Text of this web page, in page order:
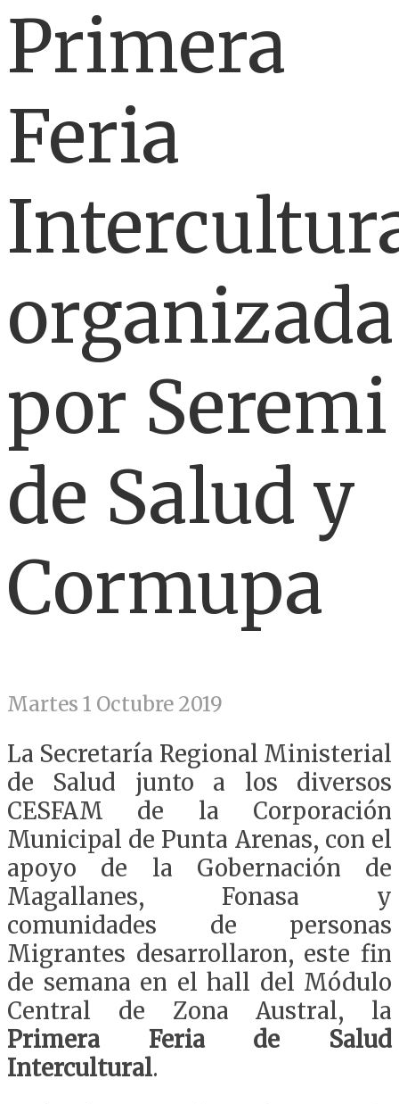
Primera
Feria
organizada
por Seremi
de Salud y
Cormupa
Martes 1 Octubre 2019
La Secretaría Regional Ministerial
de Salud junto a los diversos
CESFAM de la Corporación
Municipal de Punta Arenas, con el
apoyo de la Gobernación de
Magallanes, Fonasa y
comunidades de personas
Migrantes desarrollaron, este fin
de semana en el hall del Módulo
Central de Zona Austral, la
Primera Feria de Salud
Intercultural.